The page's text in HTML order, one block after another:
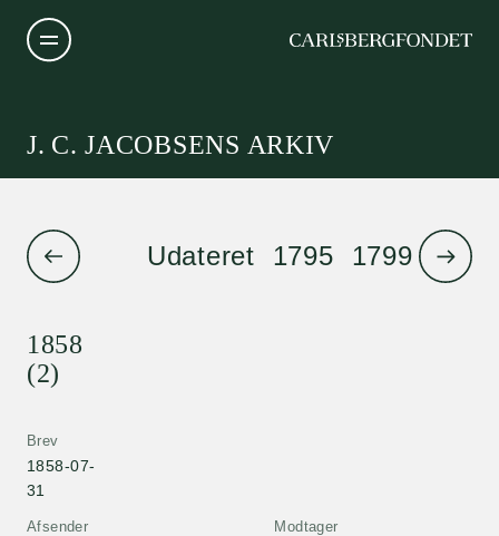
J. C. JACOBSENS ARKIV
Udateret 1795 1799 1801
1858
(2)
Afsender
Brev
1858-07-
31
Modtager